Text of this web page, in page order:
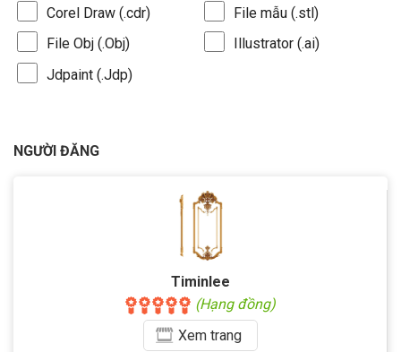
Corel Draw (.cdr)
File mẫu (.stl)
File Obj (.Obj)
Illustrator (.ai)
Jdpaint (.Jdp)
NGƯỜI ĐĂNG
Timinlee
(Hạng đồng)
Xemtrang